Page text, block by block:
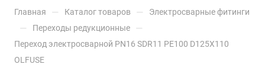
Главная — Каталог товаров — Электросварные фитинги
— Переходы редукционные —
Переход электросварной PN16 SDR11 PE100 D125X110
OLFUSE